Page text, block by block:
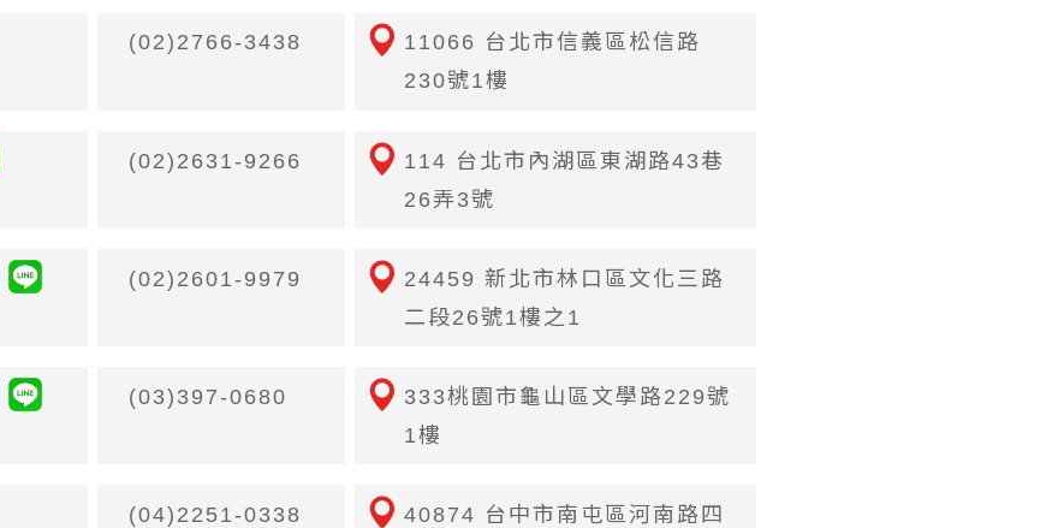
(02)2766-3438
11066 台北市信義區松信路
230號1樓
(02)2631-9266
114 台北市內湖區東湖路43巷
26弄3號
(02)2601-9979
24459 新北市林口區文化三路
二段26號1樓之1
(03)397-0680
333桃園市龜山區文學路229號
1樓
(04)2251-0338
40874 台中市南屯區河南路四